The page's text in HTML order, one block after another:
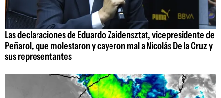
Las declaraciones de Eduardo Zaidensztat, vicepresidente de
Peñarol, que molestaron y cayeron mal a Nicolás De la Cruz y
sus representantes